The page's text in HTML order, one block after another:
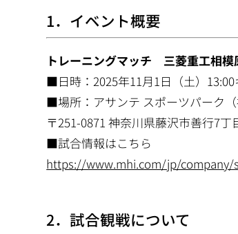
1．イベント概要
トレーニングマッチ 三菱重工相模
■日時：2025年11月1日（土）13:00
■場所：アサンテ スポーツパーク
〒251-0871 神奈川県藤沢市善行7丁
■試合情報はこちら
https://www.mhi.com/jp/company/
2．試合観戦について